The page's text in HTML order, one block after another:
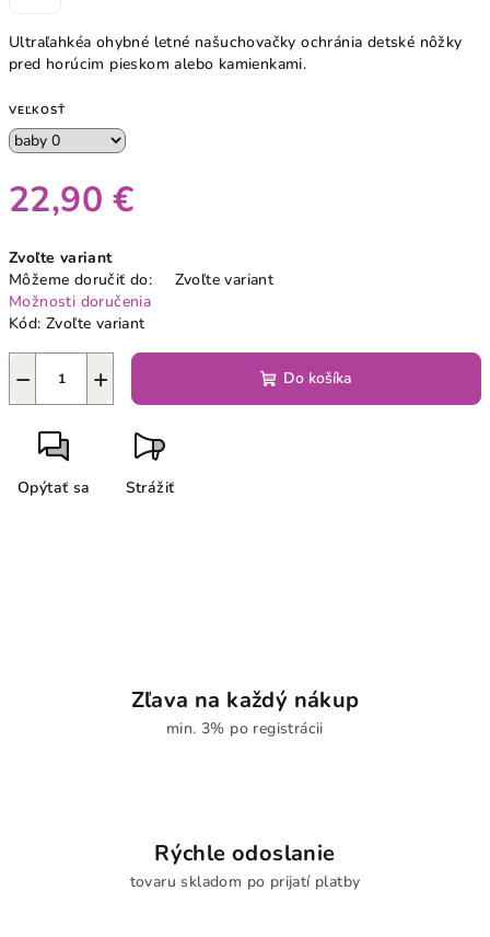
Ultraľahkéa ohybné letné našuchovačky ochránia detské nôžky
pred horúcim pieskom alebo kamienkami.
VEĽKOSŤ
22,90 €
cena:
Zvoľte variant
Môžeme doručiť do:
Zvoľte variant
Možnosti doručenia
Kód: Zvoľte variant
+
− Do košíka
Opýtať sa Strážiť
Zľava na každý nákup
min. 3% po registrácii
Rýchle odoslanie
tovaru skladom po prijatí platby